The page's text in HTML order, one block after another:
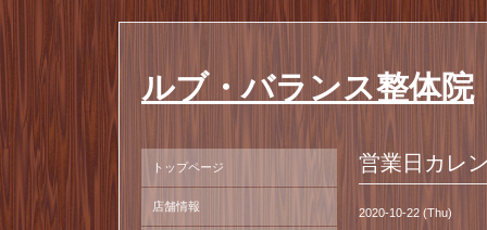
ルブ・バランス整体院
営業日カレ
2020-10-22 (Thu)
トップページ
店舗情報